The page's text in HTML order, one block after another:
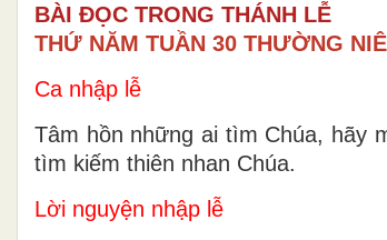
BÀI ĐỌC TRONG THÁNH LỄ
THỨ NĂM TUẦN 30 THƯỜNG
Ca nhập lễ
Tâm hồn những ai tìm Chúa, hãy
tìm kiếm thiên nhan Chúa.
Lời nguyện nhập lễ